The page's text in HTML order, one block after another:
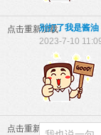
点击重新加载别打了我是酱油
2023-7-10
点击重新加载